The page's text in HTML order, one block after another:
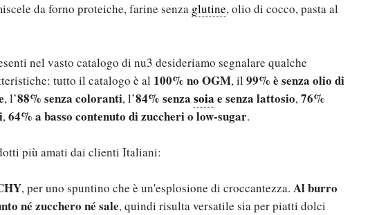
da forno proteiche, farine senza glutine, olio di cocco, pasta al
nel vasto catalogo di nu3 desideriamo segnalare qualche
tutto il catalogo è al 100% no OGM, il 99% è senza olio di
, l’88% senza coloranti, l’84% senza soia e senza lattosio,76%
,64% a basso contenuto di zuccheri o low-sugar.
più amati dai clienti Italiani:
, per uno spuntino che è un'esplosione di croccantezza. Al burro
né zucchero né sale, quindi risulta versatile sia per piatti dolci